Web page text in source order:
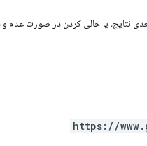
نتایج، یا خالی کردن در صورت عدم
https://